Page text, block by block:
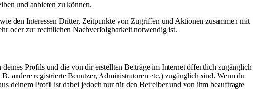
und anbieten zu können.
den Interessen Dritter, Zeitpunkte von Zugriffen und Aktionen zusammen mit
oder zur rechtlichen Nachverfolgbarkeit notwendig ist.
Profils und die von dir erstellten Beiträge im Internet öffentlich zugänglich
andere registrierte Benutzer, Administratoren etc.) zugänglich sind. Wenn du
deinem Profil ist dabei jedoch nur für den Betreiber und von ihm beauftragte